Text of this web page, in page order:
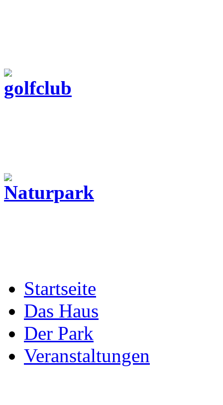
Startseite
Das Haus
Der Park
Veranstaltungen